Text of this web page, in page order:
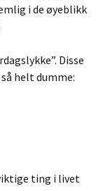
i de øyeblikk
Disse
helt dumme:
ting i livet